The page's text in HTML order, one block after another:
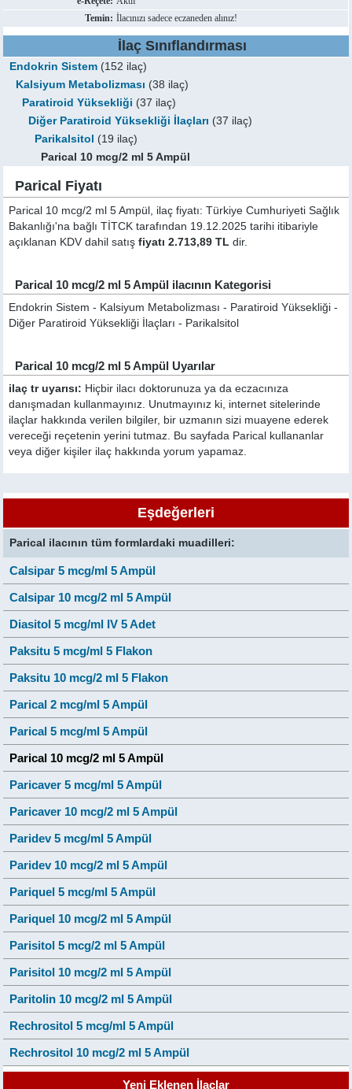
Temin: İlacınızı sadece eczaneden alınız!
İlaç Sınıflandırması
Endokrin Sistem (152 ilaç)
Kalsiyum Metabolizması (38 ilaç)
Paratiroid Yüksekliği (37 ilaç)
Diğer Paratiroid Yüksekliği İlaçları (37 ilaç)
Parikalsitol
(19 ilaç)
Parical 10 mcg/2 ml 5 Ampül
Parical Fiyatı
Parical 10 mcg/2 ml 5 Ampül, ilaç fiyatı: Türkiye Cumhuriyeti Sağlık
Bakanlığı'na bağlı TİTCK tarafından 19.12.2025 tarihi itibariyle
açıklanan KDV dahil satışfiyatı 2.713,89 TL dir.
Parical 10 mcg/2 ml 5 Ampül ilacının Kategorisi
Endokrin Sistem - Kalsiyum Metabolizması - Paratiroid Yüksekliği -
Diğer Paratiroid Yüksekliği İlaçları - Parikalsitol
Parical 10 mcg/2 ml 5 Ampül Uyarılar
ilaç tr uyarısı: Hiçbir ilacı doktorunuza ya da eczacınıza
danışmadan kullanmayınız. Unutmayınız ki, internet sitelerinde
ilaçlar hakkında verilen bilgiler, bir uzmanın sizi muayene ederek
vereceği reçetenin yerini tutmaz. Bu sayfada Parical kullananlar
veya diğer kişiler ilaç hakkında yorum yapamaz.
Eşdeğerleri
Parical ilacının tüm formlardaki muadilleri:
Calsipar 5 mcg/ml 5 Ampül
Calsipar 10 mcg/2 ml 5 Ampül
Diasitol 5 mcg/ml IV 5 Adet
Paksitu 5 mcg/ml 5 Flakon
Paksitu 10 mcg/2 ml 5 Flakon
Parical 2 mcg/ml 5 Ampül
Parical 5 mcg/ml 5 Ampül
Parical 10 mcg/2 ml 5 Ampül
Paricaver 5 mcg/ml 5 Ampül
Paricaver 10 mcg/2 ml 5 Ampül
Paridev 5 mcg/ml 5 Ampül
Paridev 10 mcg/2 ml 5 Ampül
Pariquel 5 mcg/ml 5 Ampül
Pariquel 10 mcg/2 ml 5 Ampül
Parisitol 5 mcg/2 ml 5 Ampül
Parisitol 10 mcg/2 ml 5 Ampül
Paritolin 10 mcg/2 ml 5 Ampül
Rechrositol 5 mcg/ml 5 Ampül
Rechrositol 10 mcg/2 ml 5 Ampül
Yeni Eklenen İlaçlar